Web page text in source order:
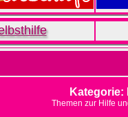
Kategorie:
Themen zur Hilfe